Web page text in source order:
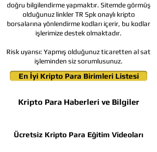
Ücretsiz Kripto Para Eğitim Videoları
Kripto Para Haberleri ve Bilgiler
En İyi Kripto Para Birimleri Listesi
doğru bilgilendirme yapmaktır. Sitemde görmüş
olduğunuz linkler TR Spk onaylı kripto
borsalarına yönlendirme kodları içerir, bu kodlar
işlerimize destek olmaktadır.
Risk uyarısı: Yapmış olduğunuz ticaretten al sat
işleminden siz sorumlusunuz.